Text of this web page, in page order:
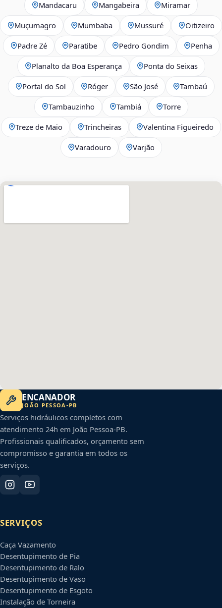
Mandacaru Mangabeira Miramar
Muçumagro Mumbaba Mussuré Oitizeiro
Padre Zé Paratibe Pedro Gondim Penha
Planalto da Boa Esperança Ponta do Seixas
Portal do Sol Róger São José Tambaú
Tambauzinho Tambiá Torre
Treze de Maio Trincheiras Valentina Figueiredo
Varadouro Varjão
ENCANADOR
JOÃO PESSOA -PB
Serviços hidráulicos completos com
atendimento 24h em João Pessoa-PB.
Profissionais qualificados, orçamento sem
compromisso e garantia em todos os
serviços.
SERVIÇOS
Caça Vazamento
Desentupimento de Pia
Desentupimento de Ralo
Desentupimento de Vaso
Desentupimento de Esgoto
Instalação de Torneira